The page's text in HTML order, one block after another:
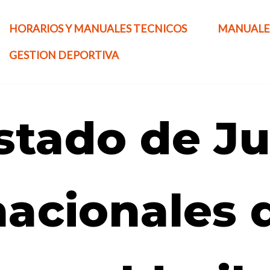
HORARIOS Y MANUALES TECNICOS
GESTION DEPORTIVA
de